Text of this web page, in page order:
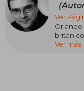
Ver
Orlando
Ver más